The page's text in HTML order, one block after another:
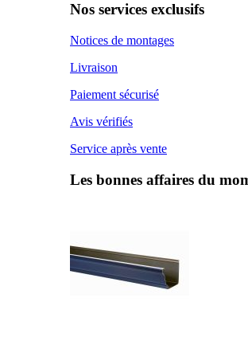
Nos services exclusifs
Notices de montages
Livraison
Paiement sécurisé
Avis vérifiés
Service après vente
Les bonnes affaires du